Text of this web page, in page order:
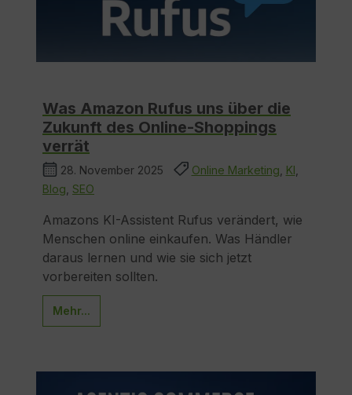
Was Amazon Rufus uns über die
Zukunft des Online-Shoppings
verrät
28. November 2025 Online Marketing KI
Blog SEO
Amazons KI-Assistent Rufus verändert, wie
Menschen online einkaufen. Was Händler
daraus lernen und wie sie sich jetzt
vorbereiten sollten.
Mehr...